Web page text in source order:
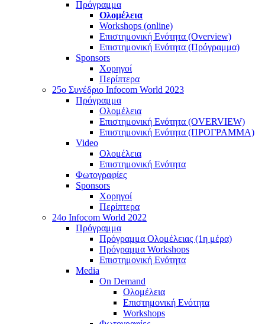
Πρόγραμμα
Ολομέλεια
Workshops (online)
Επιστημονική Ενότητα (Overview)
Επιστημονική Ενότητα (Πρόγραμμα)
Sponsors
Χορηγοί
Περίπτερα
25o Συνέδριο Infocom World 2023
Πρόγραμμα
Ολομέλεια
Επιστημονική Ενότητα (OVERVIEW)
Επιστημονική Ενότητα (ΠΡΟΓΡΑΜΜΑ)
Video
Ολομέλεια
Επιστημονική Ενότητα
Φωτογραφίες
Sponsors
Χορηγοί
Περίπτερα
24o Infocom World 2022
Πρόγραμμα
Πρόγραμμα Ολομέλειας (1η μέρα)
Πρόγραμμα Workshops
Επιστημονική Ενότητα
Media
On Demand
Ολομέλεια
Επιστημονική Ενότητα
Workshops